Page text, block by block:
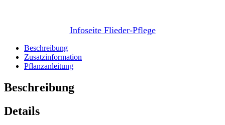
Infoseite Flieder-Pflege
Beschreibung
Zusatzinformation
Pflanzanleitung
Beschreibung
Details